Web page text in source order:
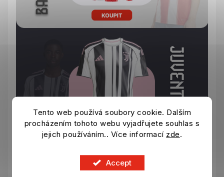
Tento web používá soubory cookie. Dalším
procházením tohoto webu vyjadřujete souhlas s
jejich používáním.. Více informací zde.
Accept